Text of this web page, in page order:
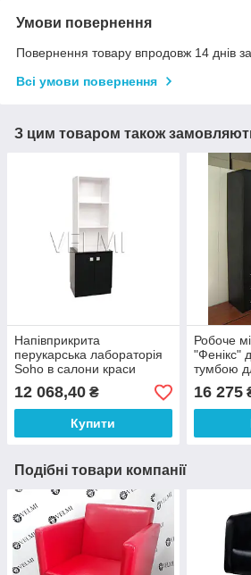
Умови повернення
Повернення товару впродовж 14 днів
Всі умови повернення
З цим товаром також
Напівприкрита
перукарська лабораторія
Soho в салони краси
косметологічних кабінетів
VM536
12 068,40 ₴
Купити
Робоче
"Фенікс"
тумбою
М402-1
16 275
Подібні товари компанії